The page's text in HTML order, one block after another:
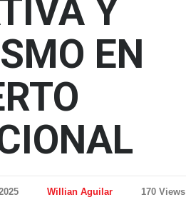
Y
EN
Willian Aguilar 170 Views